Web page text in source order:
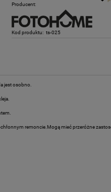
Producent:
Kod produktu: ts-025
jest osobno.
remoncie.Mogą mieć przeróżne